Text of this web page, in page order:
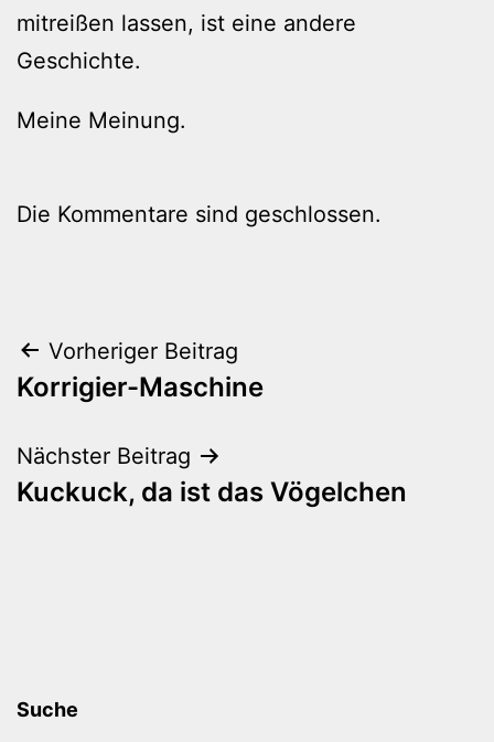
mitreißen lassen, ist eine andere
Geschichte.
Meine Meinung.
Die Kommentare sind geschlossen.
Beitragsnavigation
Vorheriger Beitrag
Korrigier-Maschine
Nächster Beitrag
Kuckuck, da ist das Vögelchen
Suche